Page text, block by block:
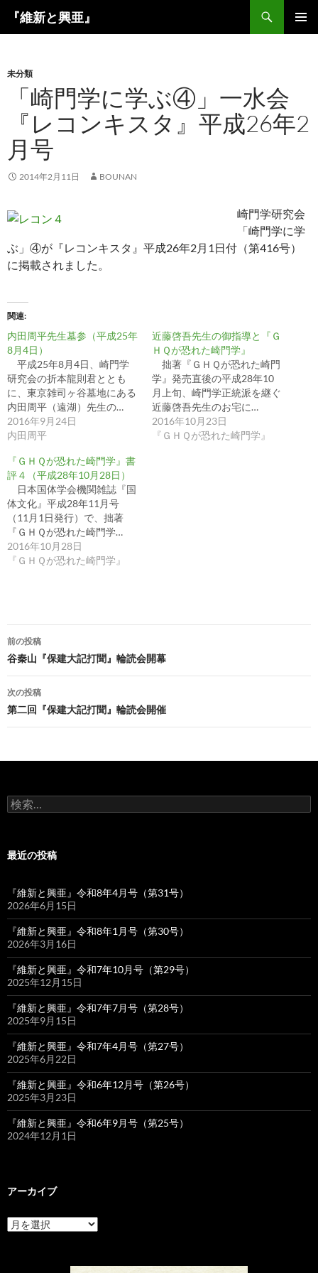
ツ
プ
『維新と興亜』
未分類
「崎門学に学ぶ④」一水会
『レコンキスタ』平成26年2
月号
2014年2月11日 BOUNAN
崎門学研究会
「崎門学に学
ぶ」④が『レコンキスタ』平成26年2月1日付（第416号）
に掲載されました。
関連
内田周平先生墓参（平成25年
8月4日）
平成25年8月4日、崎門学
研究会の折本龍則君ととも
に、東京雑司ヶ谷墓地にある
内田周平（遠湖）先生の…
2016年9月24日
内田周平
近藤啓吾先生の御指導と『Ｇ
ＨＱが恐れた崎門学』
拙著『ＧＨＱが恐れた崎門
学』発売直後の平成28年10
月上旬、崎門学正統派を継ぐ
近藤啓吾先生のお宅に…
2016年10月23日
『ＧＨＱが恐れた崎門学』
『ＧＨＱが恐れた崎門学』書
評４（平成28年10月28日）
日本国体学会機関雑誌『国
体文化』平成28年11月号
（11月1日発行）で、拙著
『ＧＨＱが恐れた崎門学…
2016年10月28日
『ＧＨＱが恐れた崎門学』
投
稿
ナ
ビ
ゲ
ー
ョ
前の投稿
谷秦山『保建大記打聞』輪読会開幕
次の投稿
第二回『保建大記打聞』輪読会開催
検
索:
最近の投稿
『維新と興亜』令和8年4月号（第31号）
2026年6月15日
『維新と興亜』令和8年1月号（第30号）
2026年3月16日
『維新と興亜』令和7年10月号（第29号）
2025年12月15日
『維新と興亜』令和7年7月号（第28号）
2025年9月15日
『維新と興亜』令和7年4月号（第27号）
2025年6月22日
『維新と興亜』令和6年12月号（第26号）
2025年3月23日
『維新と興亜』令和6年9月号（第25号）
2024年12月1日
アーカイブ
ア
ー